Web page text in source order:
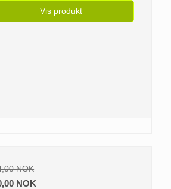
Vis produkt
NOK
NOK